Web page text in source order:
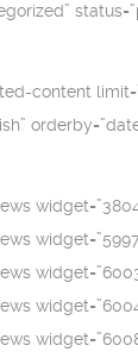
content